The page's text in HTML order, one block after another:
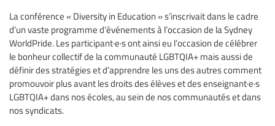
La conférence « Diversity in Education » s’inscrivait dans le cadre
d’un vaste programme d’événements à l’occasion de la Sydney
WorldPride. Les participant·e·s ont ainsi eu l’occasion de célébrer
le bonheur collectif de la communauté LGBTQIA+ mais aussi de
définir des stratégies et d’apprendre les uns des autres comment
promouvoir plus avant les droits des élèves et des enseignant·e·s
LGBTQIA+ dans nos écoles, au sein de nos communautés et dans
nos syndicats.